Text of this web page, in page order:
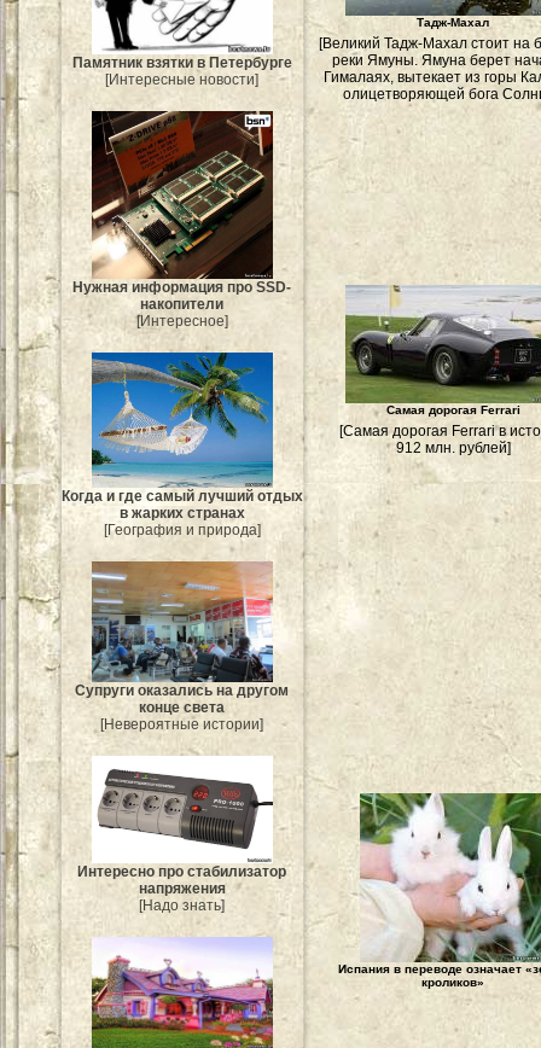
Памятник взятки в Петербурге
[Интересные новости]
Нужная информация про SSD-
накопители
[Интересное]
Когда и где самый лучший отдых
в жарких странах
[География и природа]
Супруги оказались на другом
конце света
[Невероятные истории]
Интересно про стабилизатор
напряжения
[Надо знать]
Тадж-Махал
[Великий Тадж-Махал стоит на
реки Ямуны. Ямуна берет
Гималаях, вытекает из горы
олицетворяющей бога
Самая дорогая Ferrari
[Самая дорогая Ferrari в
912 млн. рублей]
Испания в переводе означает
кроликов»